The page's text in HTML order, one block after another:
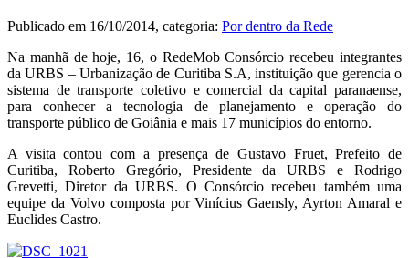
Publicado em 16/10/2014, categoria: Por dentro da Rede
Na manhã de hoje, 16, o RedeMob Consórcio recebeu integrantes
da URBS – Urbanização de Curitiba S.A, instituição que gerencia o
sistema de transporte coletivo e comercial da capital paranaense,
para conhecer a tecnologia de planejamento e operação do
transporte público de Goiânia e mais 17 municípios do entorno.
A visita contou com a presença de Gustavo Fruet, Prefeito de
Curitiba, Roberto Gregório, Presidente da URBS e Rodrigo
Grevetti, Diretor da URBS. O Consórcio recebeu também uma
equipe da Volvo composta por Vinícius Gaensly, Ayrton Amaral e
Euclides Castro.